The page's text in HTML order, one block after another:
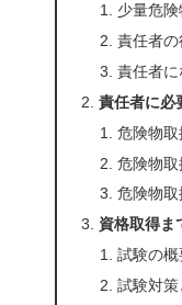
少量危
責任者
責任者
責任者に必
危険物
危険物
危険物
資格取得ま
試験の
試験対